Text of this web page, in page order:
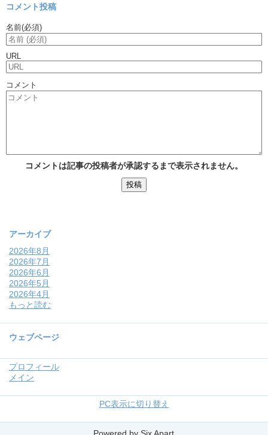
コメント投稿
名前(必須)
URL
コメント
コメントは記事の投稿者が承認するまで表示されません。
アーカイブ
2026年8月
2026年7月
2026年6月
2026年5月
2026年4月
もっと読む
ウェブページ
プロフィール
メイン
PC表示に切り替え